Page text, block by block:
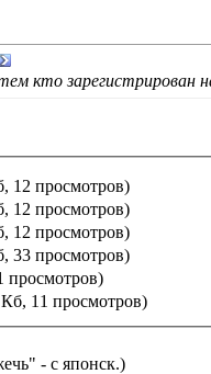
кто зарегистрирован
12 просмотров)
12 просмотров)
12 просмотров)
33 просмотров)
просмотров)
11 просмотров)
- с японск.)